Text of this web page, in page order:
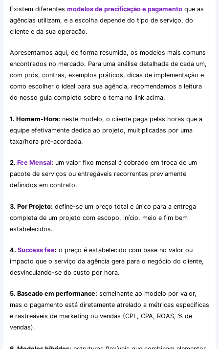
Existem diferentes modelos de precificação e pagamentoque as
agências utilizam, e a escolha depende do tipo de serviço, do
cliente e da sua operação.
Apresentamos aqui, de forma resumida, os modelos mais comuns
encontrados no mercado. Para uma análise detalhada de cada um,
com prós, contras, exemplos práticos, dicas de implementação e
como escolher o ideal para sua agência, recomendamos a leitura
do nosso guia completo sobre o tema no link acima.
1. Homem-Hora: neste modelo, o cliente paga pelas horas que a
equipe efetivamente dedica ao projeto, multiplicadas por uma
taxa/hora pré-acordada.
2. Fee Mensal: um valor fixo mensal é cobrado em troca de um
pacote de serviços ou entregáveis recorrentes previamente
definidos em contrato.
3. Por Projeto: define-se um preço total e único para a entrega
completa de um projeto com escopo, início, meio e fim bem
estabelecidos.
4. Success fee: o preço é estabelecido com base no valor ou
impacto que o serviço da agência gera para o negócio do cliente,
desvinculando-se do custo por hora.
5. Baseado em performance: semelhante ao modelo por valor,
mas o pagamento está diretamente atrelado a métricas específicas
e rastreáveis de marketing ou vendas (CPL, CPA, ROAS, % de
vendas).